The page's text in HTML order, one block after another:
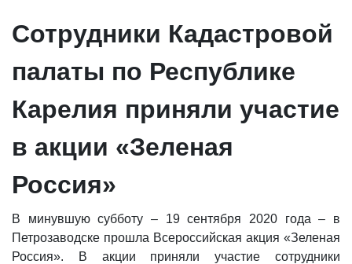
Сотрудники Кадастровой
палаты по Республике
Карелия приняли участие
в акции «Зеленая
Россия»
В минувшую субботу – 19 сентября 2020 года – в
Петрозаводске прошла Всероссийская акция «Зеленая
Россия». В акции приняли участие сотрудники